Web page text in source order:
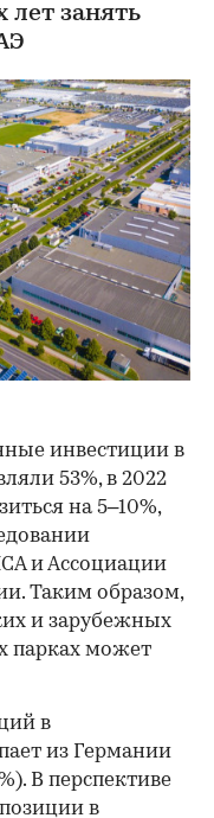
лет занять
инвестиции в
53%, в 2022
на 5–10%,
и Ассоциации
Таким образом,
и зарубежных
парках может
в
из Германии
В перспективе
в